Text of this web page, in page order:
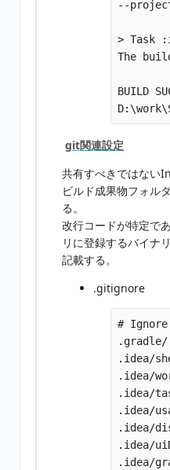
--
> Task
The
BUILD
git関連設定
共有すべきではない
ビルド成果物フォル
る。
改行コードが特定で
リに登録するバイナ
記載する。
.gitignore
#
.gradle/
.idea/
.idea/
.idea/
.idea/
.idea/
.idea/
.idea/